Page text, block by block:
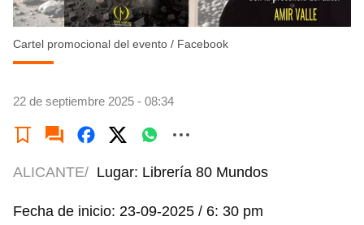
Cartel promocional del evento / Facebook
22 de septiembre 2025 - 08:34
ALICANTE/ Lugar: Librería 80 Mundos
Fecha de inicio: 23-09-2025 / 6: 30 pm